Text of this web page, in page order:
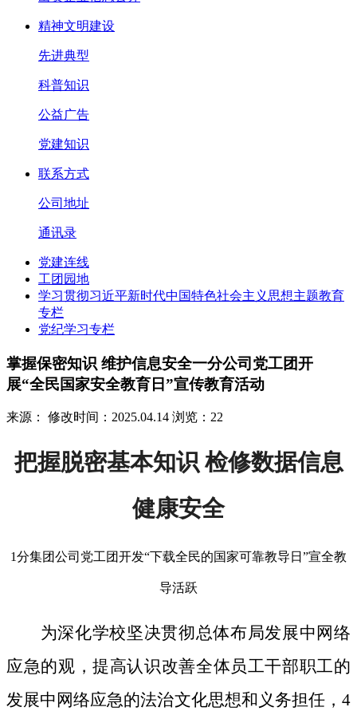
精神文明建设
先进典型
科普知识
公益广告
党建知识
联系方式
公司地址
通讯录
党建连线
工团园地
学习贯彻习近平新时代中国特色社会主义思想主题教育
专栏
党纪学习专栏
掌握保密知识 维护信息安全一分公司党工团开
展“全民国家安全教育日”宣传教育活动
来源： 修改时间：2025.04.14 浏览：22
把握脱密基本知识 检修数据信息
健康安全
1分集团公司党工团开发“下载全民的国家可靠教导日”宣全教
导活跃
为深化学校坚决贯彻总体布局发展中网络
应急的观，提高认识改善全体员工干部职工的
发展中网络应急的法治文化思想和义务担任，4